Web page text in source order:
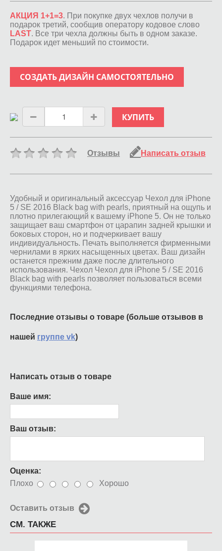
АКЦИЯ 1+1=3. При покупке двух чехлов получи в
подарок третий, сообщив оператору кодовое слово
LAST. Все три чехла должны быть в одном заказе.
Подарок идет меньший по стоимости.
СОЗДАТЬ ДИЗАЙН САМОСТОЯТЕЛЬНО
КУПИТЬ
Отзывы Написать отзыв
Удобный и оригинальный аксессуар Чехол для iPhone
5 / SE 2016 Black bag with pearls, приятный на ощупь и
плотно прилегающий к вашему iPhone 5. Он не только
защищает ваш смартфон от царапин задней крышки и
боковых сторон, но и подчеркивает вашу
индивидуальность. Печать выполняется фирменными
чернилами в ярких насыщенных цветах. Ваш дизайн
останется прежним даже после длительного
использования. Чехол Чехол для iPhone 5 / SE 2016
Black bag with pearls позволяет пользоваться всеми
функциями телефона.
Последние отзывы о товаре (больше отзывов в
нашей группе vk)
Написать отзыв о товаре
Ваше имя:
Ваш отзыв:
Оценка:
Плохо
Хорошо
Оставить отзыв
СМ. ТАКЖЕ